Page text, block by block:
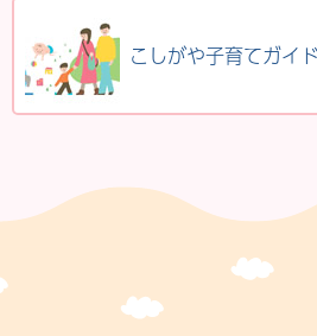
こしがや子育てガイ